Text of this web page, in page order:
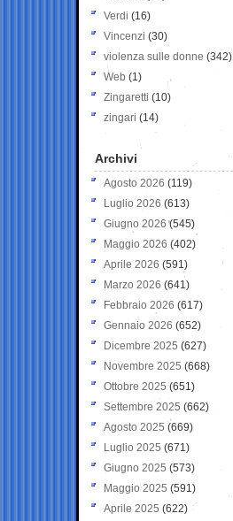
Verdi (16)
Vincenzi (30)
violenza sulle donne (342)
Web (1)
Zingaretti (10)
zingari (14)
Archivi
Agosto 2026 (119)
Luglio 2026 (613)
Giugno 2026 (545)
Maggio 2026 (402)
Aprile 2026 (591)
Marzo 2026 (641)
Febbraio 2026 (617)
Gennaio 2026 (652)
Dicembre 2025 (627)
Novembre 2025 (668)
Ottobre 2025 (651)
Settembre 2025 (662)
Agosto 2025 (669)
Luglio 2025 (671)
Giugno 2025 (573)
Maggio 2025 (591)
Aprile 2025 (622)